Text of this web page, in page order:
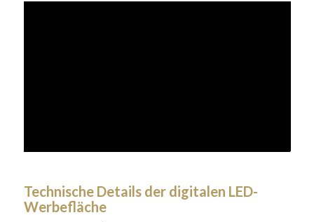
Technische Details der digitalen LED-
Werbefläche